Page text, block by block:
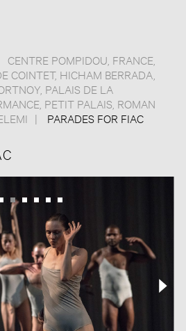
CENTRE POMPIDOU FRANCE,
COINTET, HICHAM BERRADA
, PALAIS DE LA
, PETIT PALAIS ROMAN
PARADES FOR FIAC